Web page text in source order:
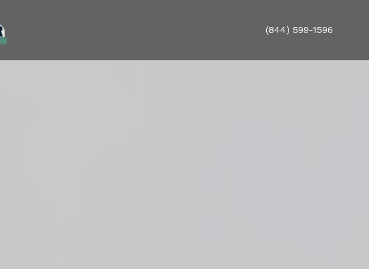
(844) 599-1596